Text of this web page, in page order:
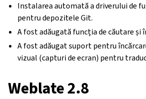
Instalarea automată a driverului de
pentru depozitele Git.
A fost adăugată funcția de căutare și
A fost adăugat suport pentru
vizual (capturi de ecran) pentru
Weblate 2.8